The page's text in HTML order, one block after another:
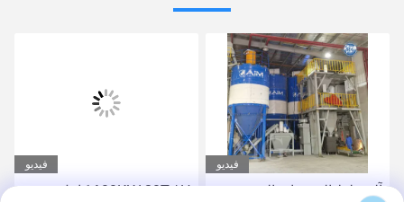
فيديو
آلة خلط الخرسانة الجوفية
فيديو
100KW 30T / H كامل